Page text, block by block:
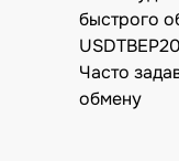
быстрого
USDTBEP20
Часто
обмену